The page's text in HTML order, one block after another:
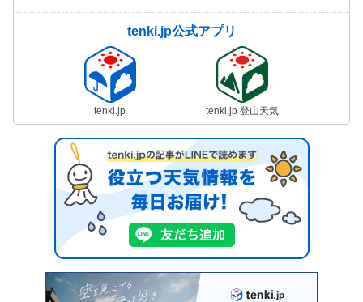
tenki.jp公式アプリ
tenki.jp tenki.jp 登山天気